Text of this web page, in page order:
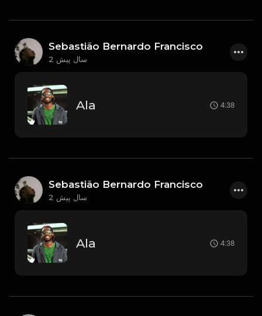
Sebastião Bernardo Francisco
2 سال پیش
Ala 4:38
Sebastião Bernardo Francisco
2 سال پیش
Ala 4:38